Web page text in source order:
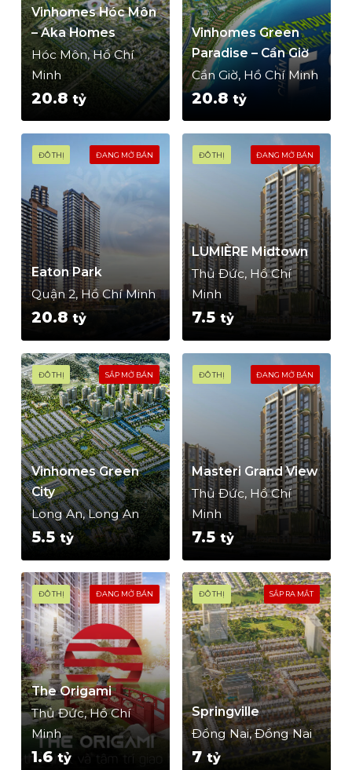
Vinhomes Hóc Môn
– Aka Homes
Hóc Môn, Hồ Chí
Minh
20.8 tỷ
Vinhomes Green
Paradise – Cần Giờ
Cần Giờ, Hồ Chí Minh
20.8tỷ
ĐÔ THỊ ĐANG MỞ BÁN
Eaton Park
Quận 2, Hồ Chí Minh
20.8tỷ
ĐÔ THỊ ĐANG MỞ BÁN
LUMIÈRE Midtown
Thủ Đức, Hồ Chí
Minh
7.5tỷ
ĐÔ THỊ SẮP MỞ BÁN
Vinhomes Green
City
Long An, Long An
5.5tỷ
ĐÔ THỊ ĐANG MỞ BÁN
Masteri Grand View
Thủ Đức, Hồ Chí
Minh
7.5tỷ
ĐÔ THỊ ĐANG MỞ BÁN
The Origami
Thủ Đức, Hồ Chí
Minh
1.6 tỷ
ĐÔ THỊ SẮP RA MẮT
Springville
Đồng Nai, Đồng Nai
7tỷ